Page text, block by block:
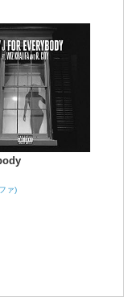
ァ)